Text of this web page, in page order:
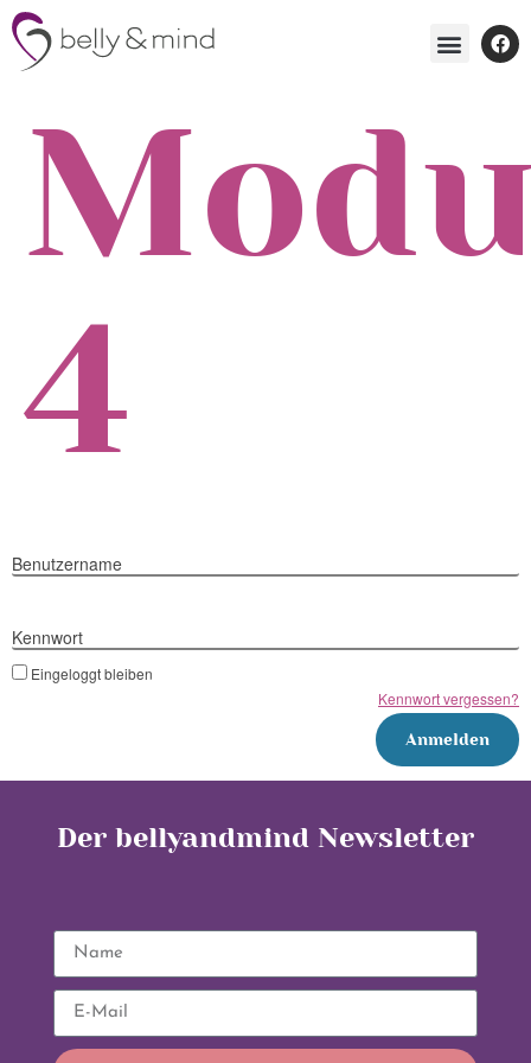
4
Benutzername
Kennwort
Eingeloggt bleiben
Kennwort vergessen?
Der bellyandmind Newsletter